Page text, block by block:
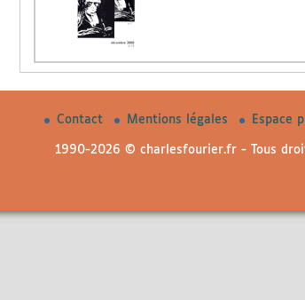
Contact Mentions légales Espace
1990-2026 © charlesfourier.fr - Tous